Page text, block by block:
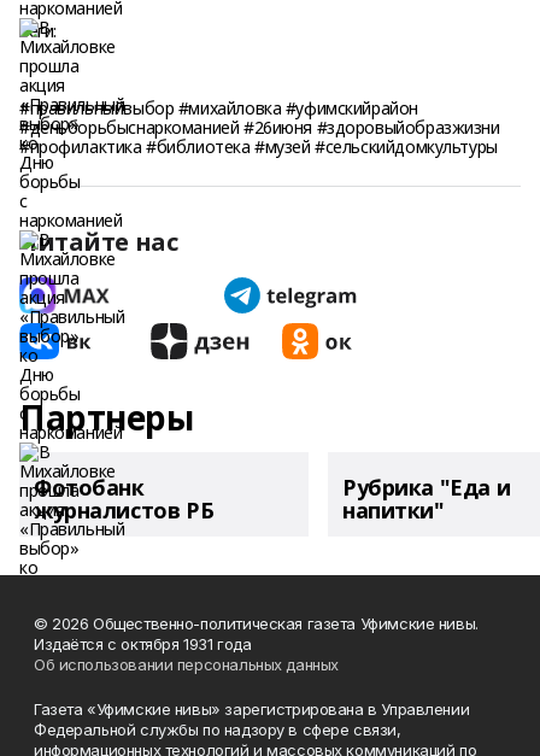
Теги:
#правильныйвыбор #михайловка #уфимскийрайон
#деньборьбыснаркоманией #26июня #здоровыйобразжизни
#профилактика #библиотека #музей #сельскийдомкультуры
Читайте нас
Партнеры
Фотобанк
журналистов РБ
Рубрика "Еда и
напитки"
© 2026 Общественно-политическая газета Уфимские нивы.
Издаётся с октября 1931 года
Об использовании персональных данных
Газета «Уфимские нивы» зарегистрирована в Управлении
Федеральной службы по надзору в сфере связи,
информационных технологий и массовых коммуникаций по